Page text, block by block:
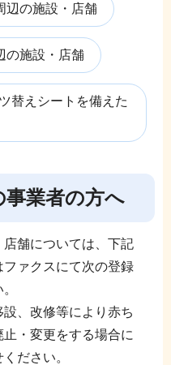
辺の施設・店舗
の施設・店舗
替えシートを備えた
事業者の方へ
舗については、下記
ァクスにて次の登録
、改修等により赤ち
・変更をする場合に
ださい。